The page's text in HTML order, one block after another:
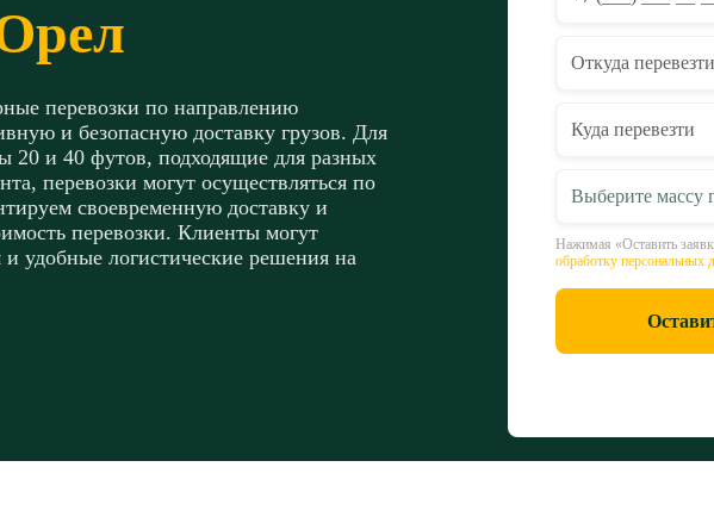
перевозки по направлению
и безопасную доставку грузов. Для
20 и 40 футов, подходящие для разных
перевозки могут осуществляться по
своевременную доставку и
перевозки. Клиенты могут
удобные логистические решения на
Нажимая «Оставить
обработку персональных